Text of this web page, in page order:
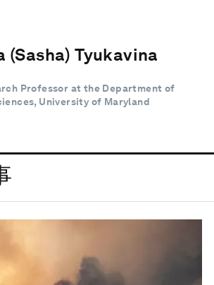
(Sasha) Tyukavina
Professor at the Department of
University of Maryland